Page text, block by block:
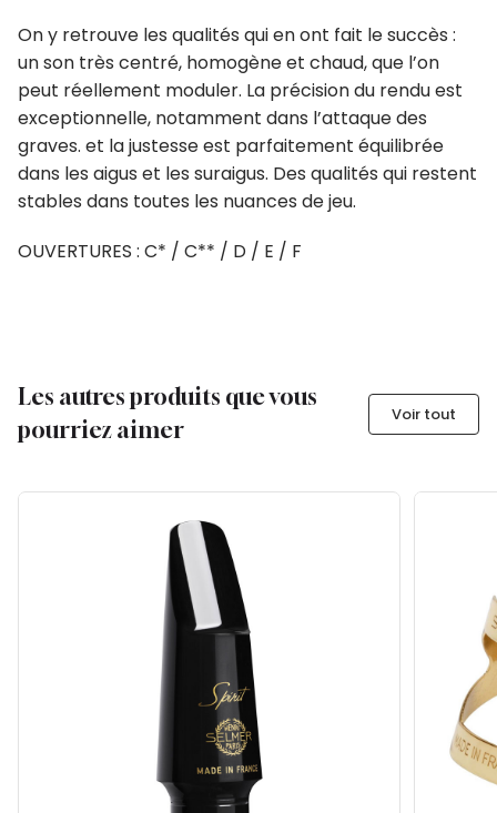
On y retrouve les qualités qui en ont fait le succès :
un son très centré, homogène et chaud, que l’on
peut réellement moduler. La précision du rendu est
exceptionnelle, notamment dans l’attaque des
graves. et la justesse est parfaitement équilibrée
dans les aigus et les suraigus. Des qualités qui restent
stables dans toutes les nuances de jeu.
OUVERTURES : C* / C** / D / E / F
Les autres produits que vous
pourriez aimer
Voir tout